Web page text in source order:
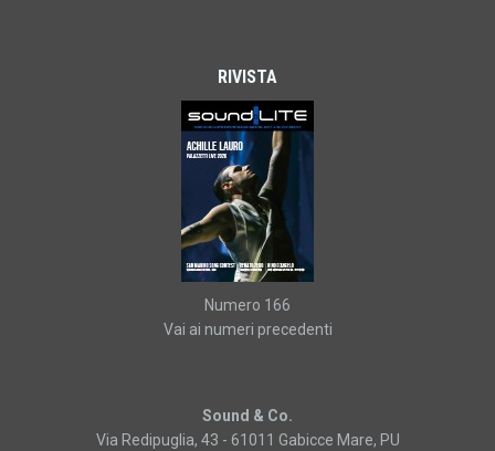
RIVISTA
Numero 166
Vai ai numeri precedenti
Sound & Co.
Via Redipuglia, 43 - 61011 Gabicce Mare, PU